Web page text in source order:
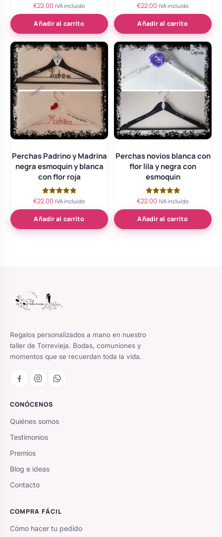
Valorado
con
5.00
de 5
€22.00 IVA incluido
Añadir al carrito
Valorado
con
5.00
de 5
€22.00 IVA incluido
Añadir al carrito
Perchas Padrino y Madrina
negra esmoquin y blanca
con flor roja
Valorado
de 5
€22.00 IVA incluido
Añadir al carrito
Perchas novios blanca con
flor lila y negra con
esmoquin
Valorado
de 5
€22.00 IVA incluido
Añadir al carrito
Regalos personalizados a mano en nuestro
taller de Torrevieja. Bodas, comuniones y
momentos que se recuerdan toda la vida.
CONÓCENOS
Quiénes somos
Testimonios
Premios
Blog e ideas
Contacto
COMPRA FÁCIL
Cómo hacer tu pedido